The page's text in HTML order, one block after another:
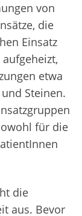
von
die
Einsatz
etwa
Steinen.
für die
die
aus. Bevor